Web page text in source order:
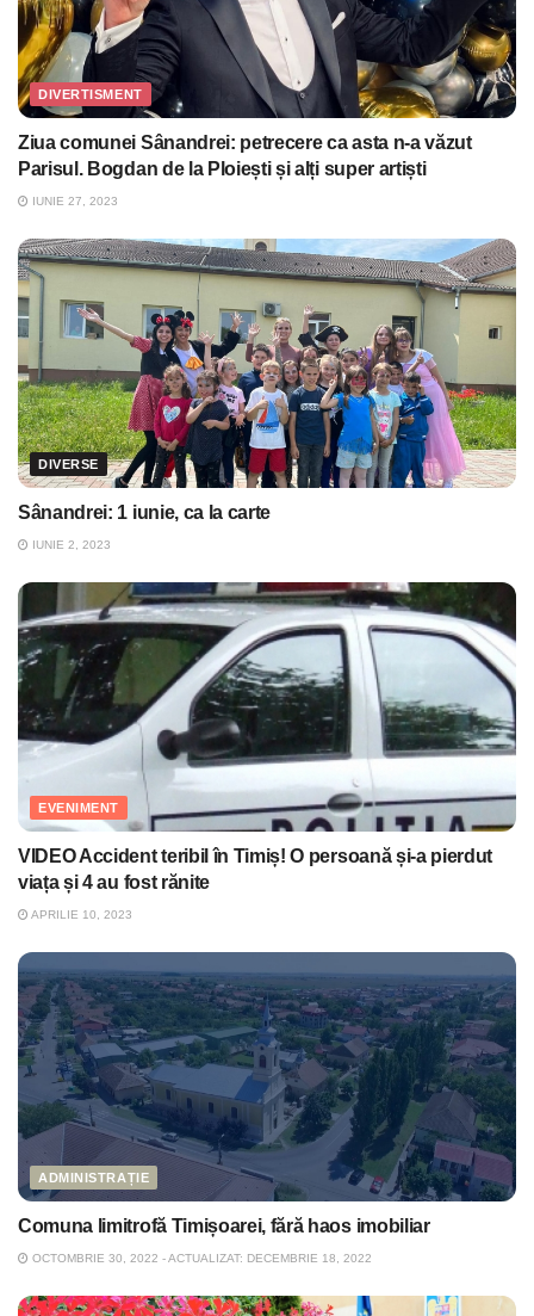
DIVERTISMENT
Ziua comunei Sânandrei: petrecere ca asta n-a văzut
Parisul. Bogdan de la Ploiești și alți super artiști
IUNIE 27, 2023
DIVERSE
Sânandrei: 1 iunie, ca la carte
IUNIE 2, 2023
EVENIMENT
VIDEO Accident teribil în Timiș! O persoană și-a pierdut
viața și 4 au fost rănite
APRILIE 10, 2023
ADMINISTRAȚIE
Comuna limitrofă Timișoarei, fără haos imobiliar
OCTOMBRIE 30, 2022 - ACTUALIZAT: DECEMBRIE 18, 2022